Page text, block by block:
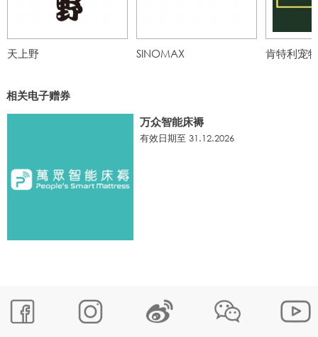
天上野 SINOMAX 肯特利宠
相关电子赠券
万众智能床褥
有效日期至 31.12.2026